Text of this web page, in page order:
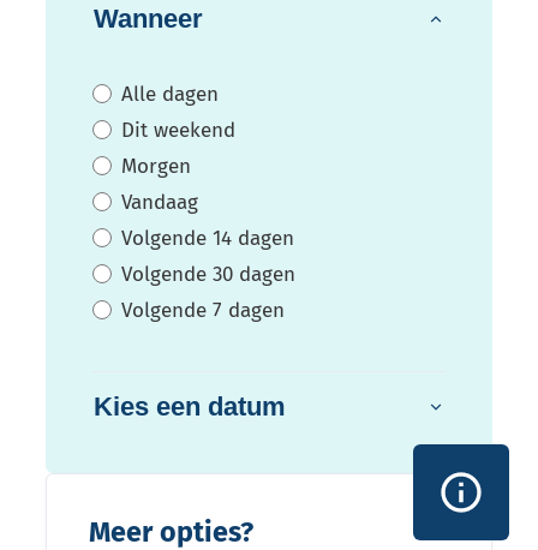
Verfijn of wijzig resultaten
Wanneer
Alle dagen
Dit weekend
Morgen
Vandaag
Volgende 14 dagen
Volgende 30 dagen
Volgende 7 dagen
Kies een datum
Meer opties?